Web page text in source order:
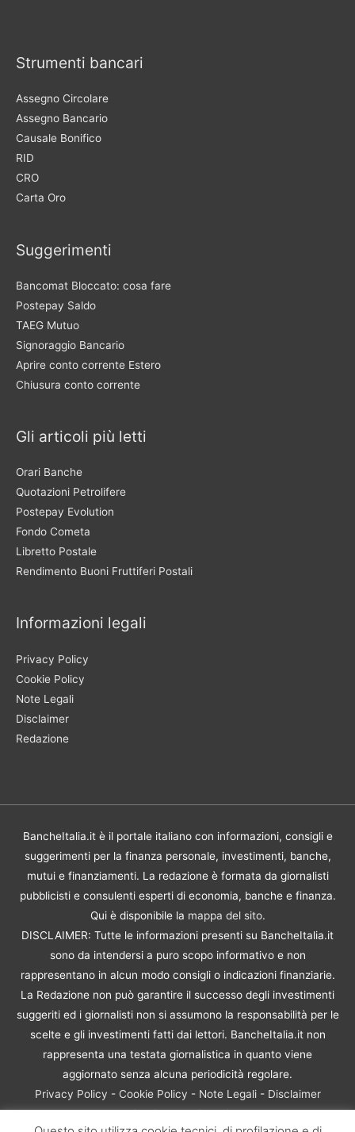
Strumenti bancari
Assegno Circolare
Assegno Bancario
Causale Bonifico
RID
CRO
Carta Oro
Suggerimenti
Bancomat Bloccato: cosa fare
Postepay Saldo
TAEG Mutuo
Signoraggio Bancario
Aprire conto corrente Estero
Chiusura conto corrente
Gli articoli più letti
Orari Banche
Quotazioni Petrolifere
Postepay Evolution
Fondo Cometa
Libretto Postale
Rendimento Buoni Fruttiferi Postali
Informazioni legali
Privacy Policy
Cookie Policy
Note Legali
Disclaimer
Redazione
BancheItalia.it è il portale italiano con informazioni, consigli e
suggerimenti per la finanza personale, investimenti, banche,
mutui e finanziamenti. La redazione è formata da giornalisti
pubblicisti e consulenti esperti di economia, banche e finanza.
Qui è disponibile la mappa del sito.
DISCLAIMER: Tutte le informazioni presenti su BancheItalia.it
sono da intendersi a puro scopo informativo e non
rappresentano in alcun modo consigli o indicazioni finanziarie.
La Redazione non può garantire il successo degli investimenti
suggeriti ed i giornalisti non si assumono la responsabilità per le
scelte e gli investimenti fatti dai lettori. BancheItalia.it non
rappresenta una testata giornalistica in quanto viene
aggiornato senza alcuna periodicità regolare.
Privacy Policy - Cookie Policy - Note Legali- Disclaimer
Rischio Investimenti